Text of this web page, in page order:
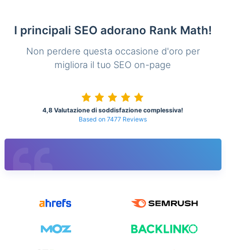
I principali SEO adorano Rank Math!
Non perdere questa occasione d'oro per
migliora il tuo SEO on-page
4,8 Valutazione di soddisfazione complessiva!
Based on 7477 Reviews